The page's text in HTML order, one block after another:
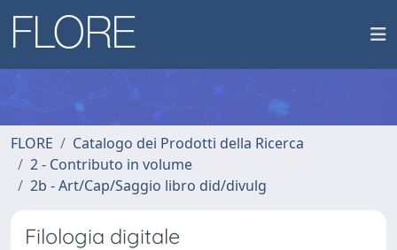
FLORE
Catalogo dei Prodotti della Ricerca
2 - Contributo in volume
2b - Art/Cap/Saggio libro did/divulg
Filologia digitale